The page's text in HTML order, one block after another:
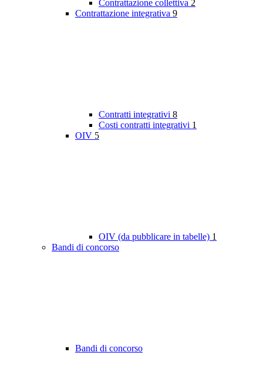
Contrattazione collettiva 2
Contrattazione integrativa 9
Contratti integrativi 8
Costi contratti integrativi 1
OIV 5
OIV (da pubblicare in tabelle) 1
Bandi di concorso
Bandi di concorso